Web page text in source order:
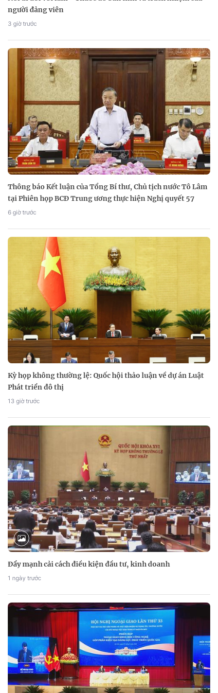
người đảng viên
3 giờ trước
Thông báo Kết luận của Tổng Bí thư, Chủ tịch nước Tô Lâm
tại Phiên họp BCĐ Trung ương thực hiện Nghị quyết 57
6 giờ trước
Kỳ họp không thường lệ: Quốc hội thảo luận về dự án Luật
Phát triển đô thị
13 giờ trước
Đẩy mạnh cải cách điều kiện đầu tư, kinh doanh
1 ngày trước